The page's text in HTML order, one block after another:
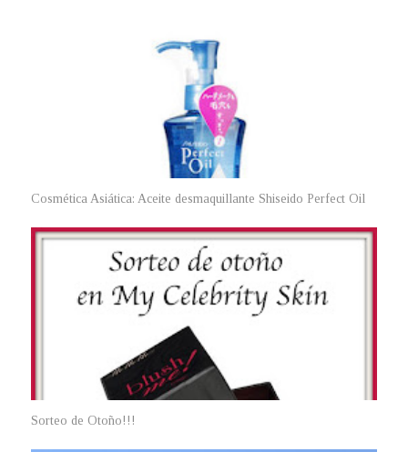
Cosmética Asiática: Aceite desmaquillante Shiseido Perfect Oil
Sorteo de Otoño!!!